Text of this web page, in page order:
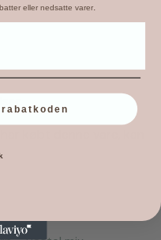
eller nedsatte varer.